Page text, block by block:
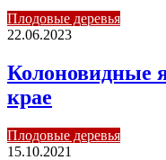
Плодовые деревья
22.06.2023
Колоновидные
крае
Плодовые деревья
15.10.2021